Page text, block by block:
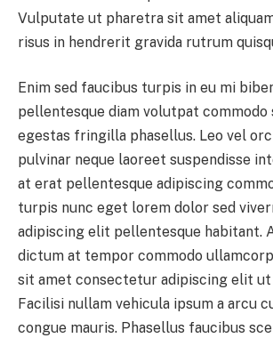
Vulputate ut pharetra sit amet
risus in hendrerit gravida rutrum
Enim sed faucibus turpis in eu mi
pellentesque diam volutpat commodo
egestas fringilla phasellus. Leo vel
pulvinar neque laoreet suspendisse
at erat pellentesque adipiscing
turpis nunc eget lorem dolor sed
adipiscing elit pellentesque habitant.
dictum at tempor commodo
sit amet consectetur adipiscing elit ut
Facilisi nullam vehicula ipsum a arcu
congue mauris. Phasellus faucibus